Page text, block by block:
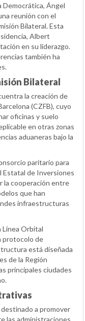
Democrática, Ángel
reunión con el
Bilateral. Esta
Albert
en su liderazgo.
también ha
Bilateral
la creación de
(CZFB), cuyo
oficinas y suelo
en otras zonas
aduaneras bajo la
paritario para
Estatal de Inversiones
la cooperación entre
que han
infraestructuras
Orbital
protocolo de
está diseñada
de la Región
principales ciudades
a promover
las administraciones